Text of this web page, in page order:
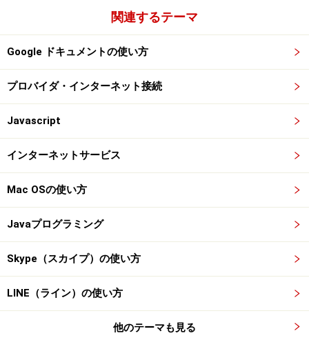
関連するテーマ
Google ドキュメントの使い方
プロバイダ・インターネット接続
Javascript
インターネットサービス
Mac OSの使い方
Javaプログラミング
Skype（スカイプ）の使い方
LINE（ライン）の使い方
他のテーマも見る